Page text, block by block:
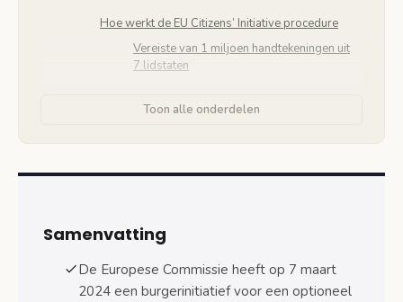
Hoe werkt de EU Citizens’ Initiative procedure
Vereiste van 1 miljoen handtekeningen uit
7 lidstaten
Van registratie naar wetgevingsvoorstel
Consulaire bescherming en vrij verkeer
Nederlandse positie en dubbele nationaliteit
Toon alle onderdelen
Samenvatting
De Europese Commissie heeft op 7 maart
2024 een burgerinitiatief voor een optioneel